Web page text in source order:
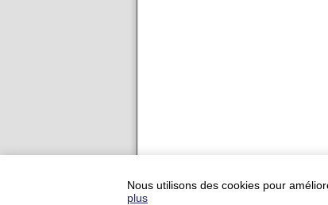
Conditions du service-
Nous utilisons des cookies pour
plus